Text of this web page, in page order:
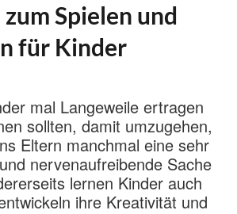
Spielen und
für Kinder
mal Langeweile ertragen
sollten, damit umzugehen,
Eltern manchmal eine sehr
nervenaufreibende Sache
lernen Kinder auch
ihre Kreativität und